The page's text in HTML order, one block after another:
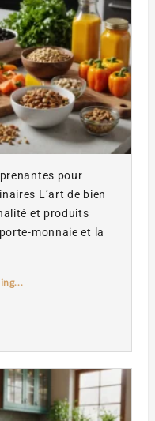
pour
L’art de bien
et produits
monnaie et la